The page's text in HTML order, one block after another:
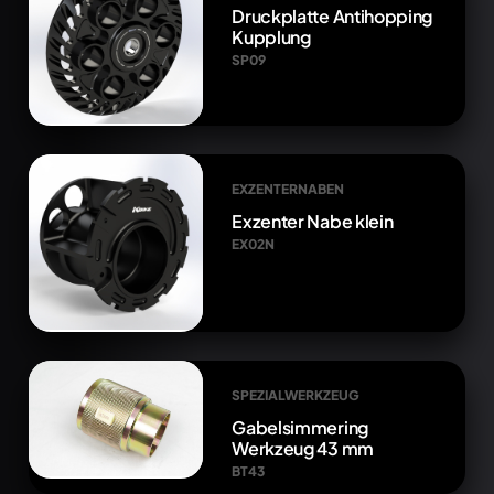
Druckplatte Antihopping
Kupplung
SP09
EXZENTERNABEN
Exzenter Nabe klein
EX02N
SPEZIALWERKZEUG
Gabelsimmering
Werkzeug 43 mm
BT43